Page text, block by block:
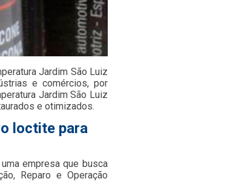
Jardim São Luiz
e comércios, por
Jardim São Luiz
e otimizados.
loctite para
empresa que busca
Reparo e Operação